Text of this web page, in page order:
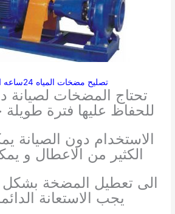
تصليح مضخات المياه 24ساعه اتصل بنا
تحتاج المضخات لصيانة
للحفاظ عليها فترة
الاستخدام دون الصيانة
الكثير من الاعطال و
الى تعطيل المضخة بشكل
يجب الاستعانة